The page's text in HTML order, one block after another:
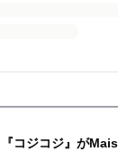
『コジコジ』が